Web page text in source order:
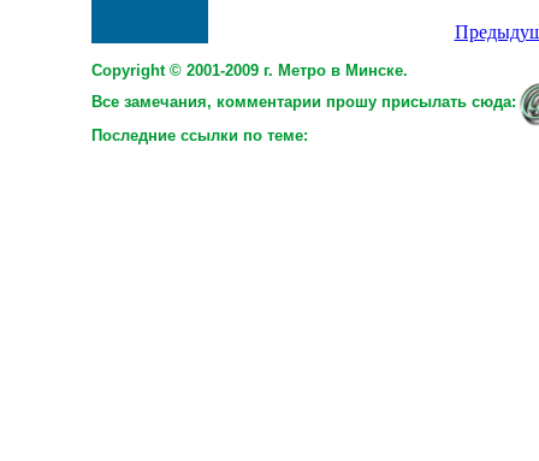
Copyright © 2001-2009 г. Метро в Минске.
Все замечания, комментарии прошу присылать сюда:
Последние ссылки по теме: